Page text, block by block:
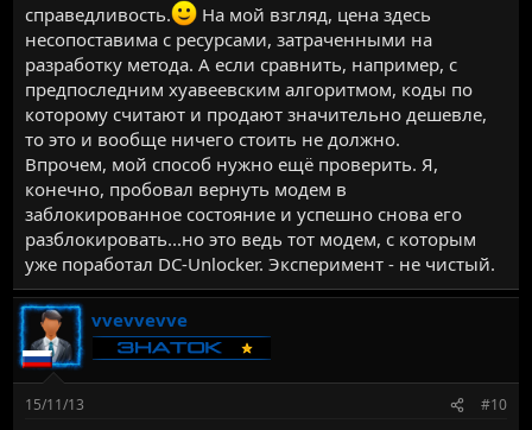
справедливость.
На мой взгляд, цена здесь
несопоставима с ресурсами, затраченными на
разработку метода. А если сравнить, например, с
предпоследним хуавеевским алгоритмом, коды по
которому считают и продают значительно дешевле,
то это и вообще ничего стоить не должно.
Впрочем, мой способ нужно ещё проверить. Я,
конечно, пробовал вернуть модем в
заблокированное состояние и успешно снова его
разблокировать...но это ведь тот модем, с которым
уже поработал DC-Unlocker. Эксперимент - не чистый.
vvevvevve
15/11/13 #10